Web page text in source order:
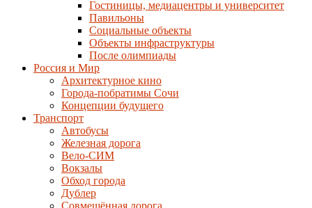
Гостиницы, медиацентры и университет
Павильоны
Социальные объекты
Объекты инфраструктуры
После олимпиады
Россия и Мир
Архитектурное кино
Города-побратимы Сочи
Концепции будущего
Транспорт
Автобусы
Железная дорога
Вело-СИМ
Вокзалы
Обход города
Дублер
Совмещённая дорога